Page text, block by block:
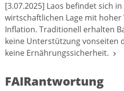
[3.07.2025] Laos befindet sich
wirtschaftlichen Lage mit
Inflation. Traditionell erhalten
keine Unterstützung vonseiten
keine Ernährungssicherheit.
FAIRantwortung